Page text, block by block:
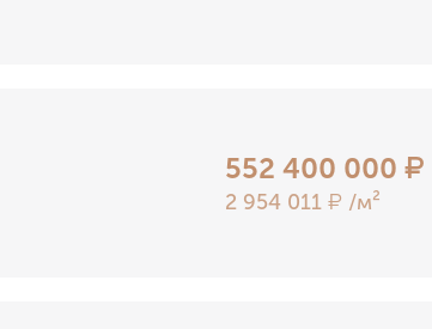
552 400 000 ₽
2 954 011 ₽ /м²